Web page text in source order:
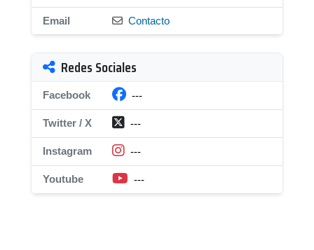
Email Contacto
Redes Sociales
Facebook ---
Twitter / X ---
Instagram ---
Youtube ---